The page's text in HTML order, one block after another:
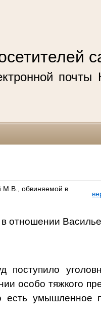
почты
М.В., обвиняемой в
отношении
поступило
особо тяжкого
умышленное